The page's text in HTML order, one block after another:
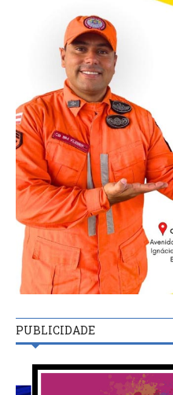
PUBLICIDADE